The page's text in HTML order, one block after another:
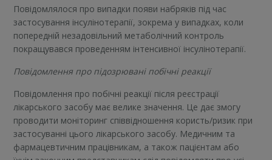
Повідомлялося про випадки появи набряків під час
застосування інсулінотерапії, зокрема у випадках, коли
попередній незадовільний метаболічний контроль
покращувався проведенням інтенсивної інсулінотерапії.
Повідомлення про підозрювані побічні реакції
Повідомлення про побічні реакції після реєстрації
лікарського засобу має велике значення. Це дає змогу
проводити моніторинг співвідношення користь/ризик при
застосуванні цього лікарського засобу. Медичним та
фармацевтичним працівникам, а також пацієнтам або